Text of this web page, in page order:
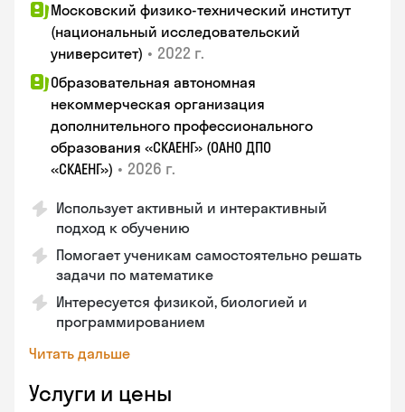
Московский физико-технический институт
(национальный исследовательский
университет) • 2022 г.
Образовательная автономная
некоммерческая организация
дополнительного профессионального
образования «СКАЕНГ» (ОАНО ДПО
«СКАЕНГ») • 2026 г.
Использует активный и интерактивный
подход к обучению
Помогает ученикам самостоятельно решать
задачи по математике
Интересуется физикой, биологией и
программированием
Читать дальше
Услуги и цены